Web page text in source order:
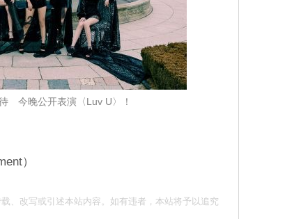
今晚公开表演〈Luv U〉！
）
、改写或引述本站内容。如有违者，本站将予以追究